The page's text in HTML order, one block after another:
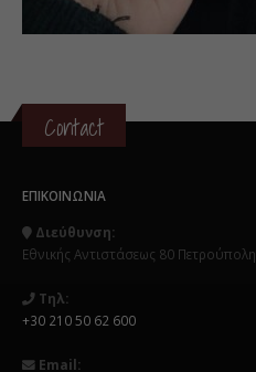
Contact
ΕΠΙΚΟΙΝΩΝΊΑ
Διεύθυνση:
Εθνικής Αντιστάσεως 80 Πετρούπολη
Τηλ:
+30 210 50 62 600
Email: